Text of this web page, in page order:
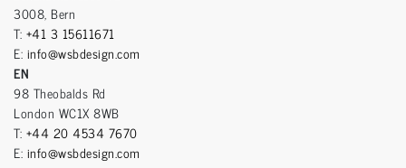
3008, Bern
T: +41 3 15611671
E: info@wsbdesign.com
EN
98 Theobalds Rd
London WC1X 8WB
T: +44 20 4534 7670
E: info@wsbdesign.com